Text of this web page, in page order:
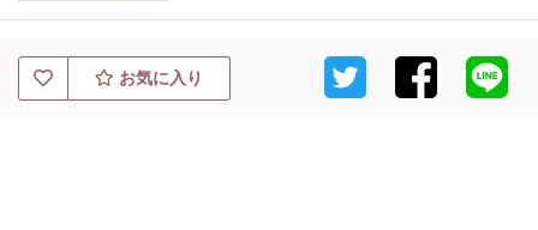
お気に入り